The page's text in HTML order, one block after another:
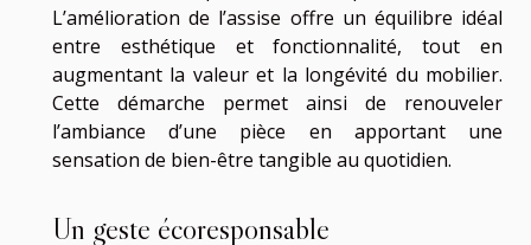
L’amélioration de l’assise offre un équilibre idéal
entre esthétique et fonctionnalité, tout en
augmentant la valeur et la longévité du mobilier.
Cette démarche permet ainsi de renouveler
l’ambiance d’une pièce en apportant une
sensation de bien-être tangible au quotidien.
Un geste écoresponsable